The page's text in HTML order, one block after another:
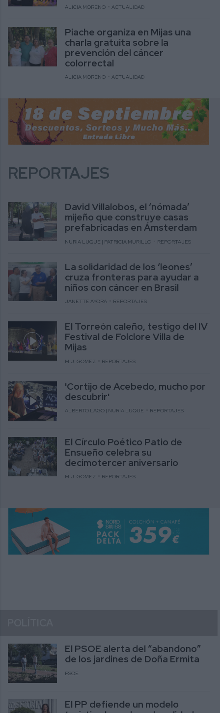
ALICIA MORENO ACTUALIDAD
Piache organiza en Mijas una
charla gratuita sobre la
prevención del cáncer
colorrectal
ALICIA MORENO ACTUALIDAD
REPORTAJES
David Villalobos, el ‘nómada’
mijeño que construye casas
prefabricadas en Ámsterdam
NURIA LUQUE | PATRICIA MURILLO REPORTAJES
La solidaridad de los ‘leones’
cruza fronteras para ayudar a
niños con cáncer en Brasil
JANETTE AYORA REPORTAJES
El Torreón caleño, testigo del IV
Festival de Folclore Villa de
Mijas
M.J. GÓMEZ REPORTAJES
'Cortijo de Acebedo, mucho por
descubrir'
ALBERTO LAGO | NURIA LUQUE REPORTAJES
El Círculo Poético Patio de
Ensueño celebra su
decimotercer aniversario
M.J. GÓMEZ REPORTAJES
El PSOE alerta del “abandono”
de los jardines de Doña Ermita
PSOE
El PP defiende un modelo